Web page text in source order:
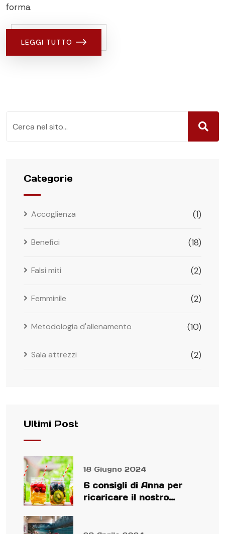
forma.
LEGGI TUTTO
Categorie
Accoglienza (1)
Benefici (18)
Falsi miti (2)
Femminile (2)
Metodologia d'allenamento (10)
Sala attrezzi (2)
Ultimi Post
18 Giugno 2024
6 consigli di Anna per
ricaricare il nostro